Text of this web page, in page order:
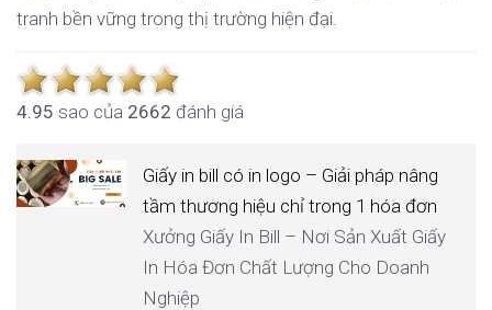
tranh bền vững trong thị trường hiện đại.
4.95 sao của 2662 đánh giá
Giấy in bill có in logo – Giải pháp nâng
tầm thương hiệu chỉ trong 1 hóa đơn
Xưởng Giấy In Bill – Nơi Sản Xuất Giấy
In Hóa Đơn Chất Lượng Cho Doanh
Nghiệp